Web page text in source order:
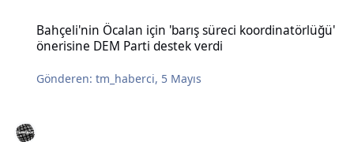
Bahçeli'nin Öcalan için 'barış süreci koordinatörlüğü'
önerisine DEM Parti destek verdi
Gönderen:tm_haberci, 5 Mayıs